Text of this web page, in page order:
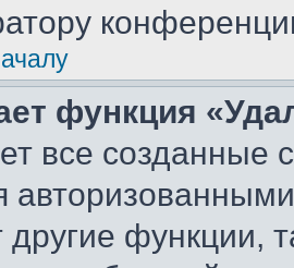
функция
все созданные
функции,